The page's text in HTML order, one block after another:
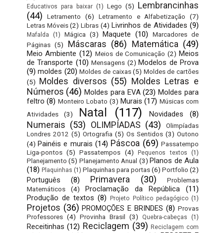
Educativos para baixar (1) Lego (5) Lembrancinhas
(44)
Letramento (6) Letramento e Alfabetização
(7)
Letras Móveis (2) Libras (4) Livrinhos de Atividades (9)
Mafalda (1) Mágica (3) Maquete (10)
Marcadores de
Páginas (5) Máscaras (86) Matemática (49)
Meio Ambiente (12) Meios de Comunicação (2) Meios
de Transporte (10) Mensagens (2) Modelos de Prova
(9) moldes (20) Moldes de caixas (5) Moldes de cartões
(5) Moldes diversos (55) Moldes Letras e
Números (46) Moldes para EVA (23) Moldes para
feltro (8) Monteiro Lobato (3) Murais (17) Músicas com
Atividades
(3) Natal (117) Novidades (8)
Numerais (53) OLIMPÍADAS (43)
Olimpíadas
Londres 2012 (5) Ortografia (5) Os Sentidos (3) Outono
(4) Painéis e murais (14) Páscoa (69) Passatempo
Liga-pontos (5) Passatempos (4) Pequenos textos (1)
Planejamento (5) Planejamento Anual (3) Planos de Aula
(18) Plaquinhas (1) Plaquinhas para portas(6) Portfolio (2)
Português (8) Primavera (30)
Problemas
Matemáticos
(4) Proclamação da República
(11)
Produção de textos (8) Projeto Político pedagógico (1)
Projetos (36) PROMOÇÕES E BRINDES (8) Provas
Professores (4) Provinha Brasil (3) Quebra-cabeças (1)
Receitinhas (12) Reciclagem (39) Reciclagem com